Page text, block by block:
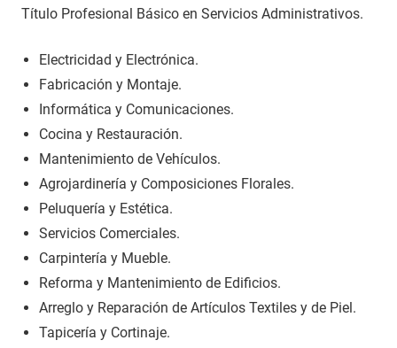
Título Profesional Básico en Servicios Administrativos.
Electricidad y Electrónica.
Fabricación y Montaje.
Informática y Comunicaciones.
Cocina y Restauración.
Mantenimiento de Vehículos.
Agrojardinería y Composiciones Florales.
Peluquería y Estética.
Servicios Comerciales.
Carpintería y Mueble.
Reforma y Mantenimiento de Edificios.
Arreglo y Reparación de Artículos Textiles y de Piel.
Tapicería y Cortinaje.